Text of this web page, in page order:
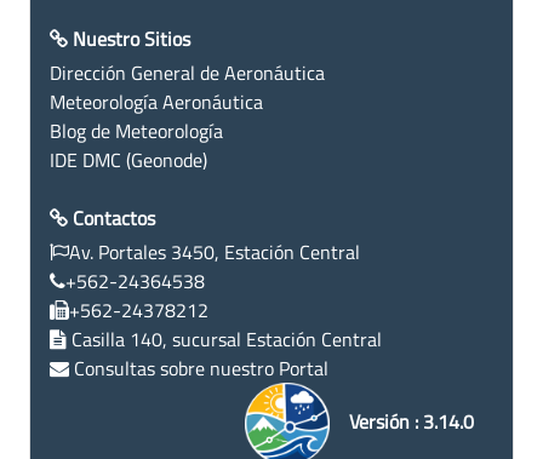
Nuestro Sitios
Dirección General de Aeronáutica
Meteorología Aeronáutica
Blog de Meteorología
IDE DMC (Geonode)
Contactos
Av. Portales 3450, Estación Central
+562-24364538
+562-24378212
Casilla 140, sucursal Estación Central
Consultas sobre nuestro Portal
Versión : 3.14.0